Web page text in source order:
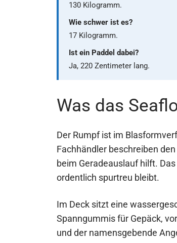
130 Kilogramm.
Wie schwer ist es?
17 Kilogramm.
Ist ein Paddel dabei?
Ja, 220 Zentimeter lang.
Was das
Der Rumpf ist im
Fachhändler beschreiben
beim Geradeauslauf hilft.
ordentlich spurtreu bleibt.
Im Deck sitzt eine
Spanngummis für Gepäck,
und der namensgebende